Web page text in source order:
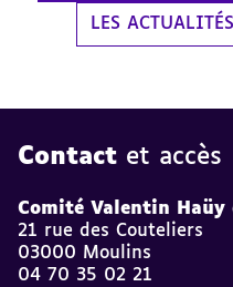
LES
Contact et accès
Comité Valentin
21 rue des Couteliers
03000 Moulins
04 70 35 02 21